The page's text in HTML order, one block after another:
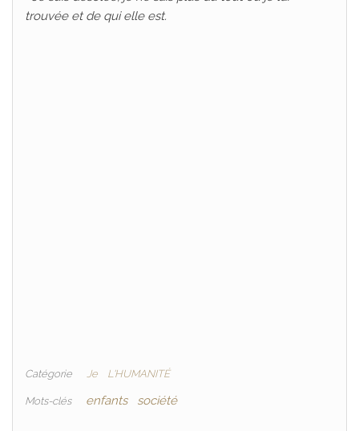
trouvée et de qui elle est.
Catégorie Je L'HUMANITÉ
Mots-clés enfants société